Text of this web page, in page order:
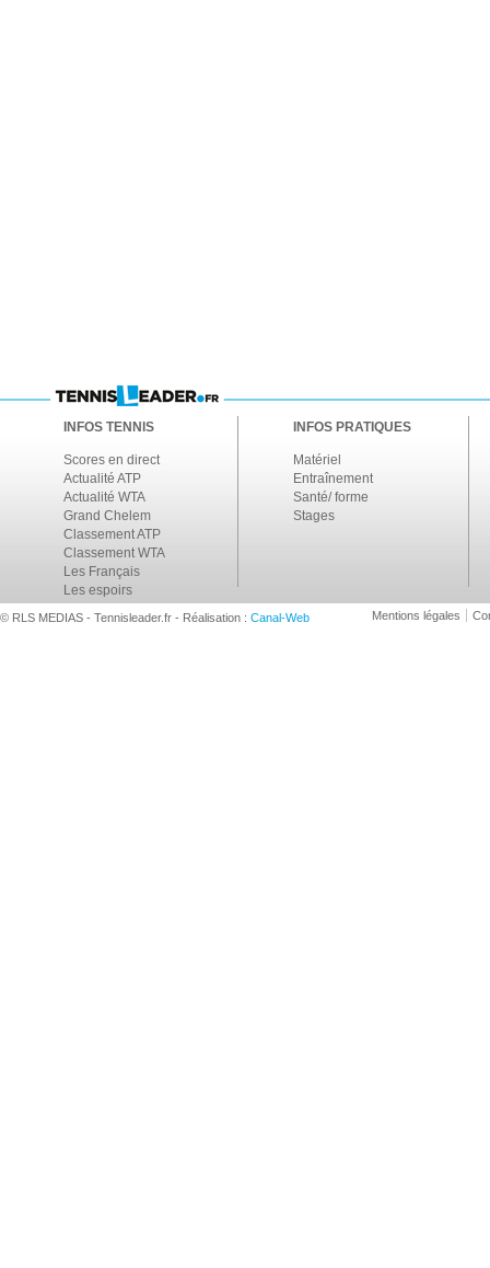
INFOS TENNIS
Scores en direct
Actualité ATP
Actualité WTA
Grand Chelem
Classement ATP
Classement WTA
Les Français
Les espoirs
INFOS PRATIQUES
Matériel
Entraînement
Santé/ forme
Stages
© RLS MEDIAS - Tennisleader.fr - Réalisation : Canal-Web Mentions légales